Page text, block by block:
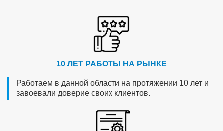
10 ЛЕТ РАБОТЫ НА РЫНКЕ
Работаем в данной области на протяжении 10 лет и
завоевали доверие своих клиентов.